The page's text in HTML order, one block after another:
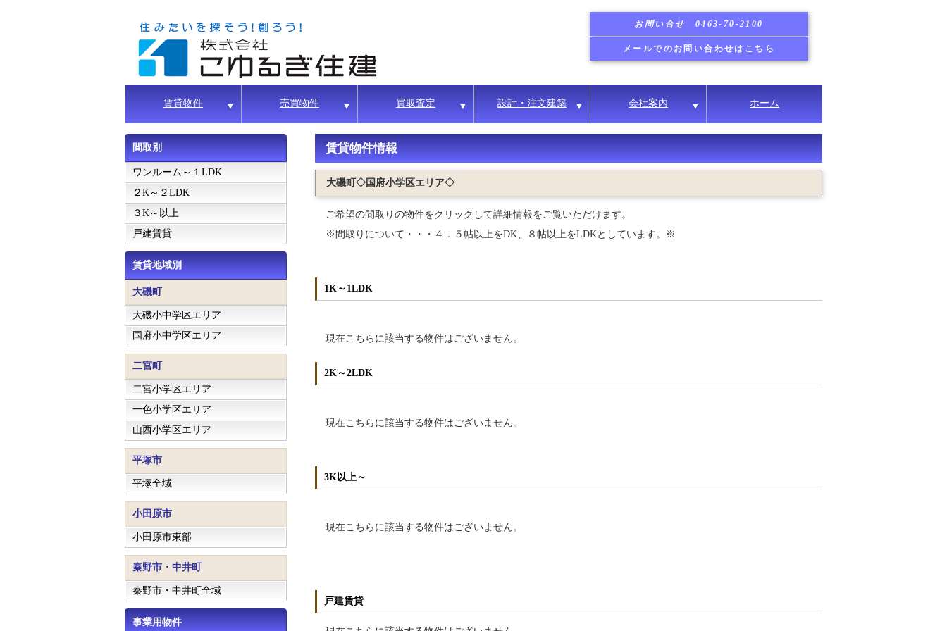
お問い合せ 0463-70-2100
メールでのお問い合わせはこちら
賃貸物件 ▼ 売買物件 ▼ 買取査定 ▼ 設計・注文建築 ▼ 会社案内 ▼ ホーム
賃貸物件情報
大磯町◇国府小学区エリア◇
ご希望の間取りの物件をクリックして詳細情報をご覧いただけます。
※間取りについて・・・４．５帖以上をDK、８帖以上をLDKとしています。※
1K～1LDK
現在こちらに該当する物件はございません。
2K～2LDK
現在こちらに該当する物件はございません。
3K以上～
現在こちらに該当する物件はございません。
戸建賃貸
間取別
ワンルーム～１LDK
２K～２LDK
３K～以上
戸建賃貸
賃貸地域別
大磯町
大磯小中学区エリア
国府小中学区エリア
二宮町
二宮小学区エリア
一色小学区エリア
山西小学区エリア
平塚市
平塚全域
小田原市
小田原市東部
秦野市・中井町
秦野市・中井町全域
事業用物件